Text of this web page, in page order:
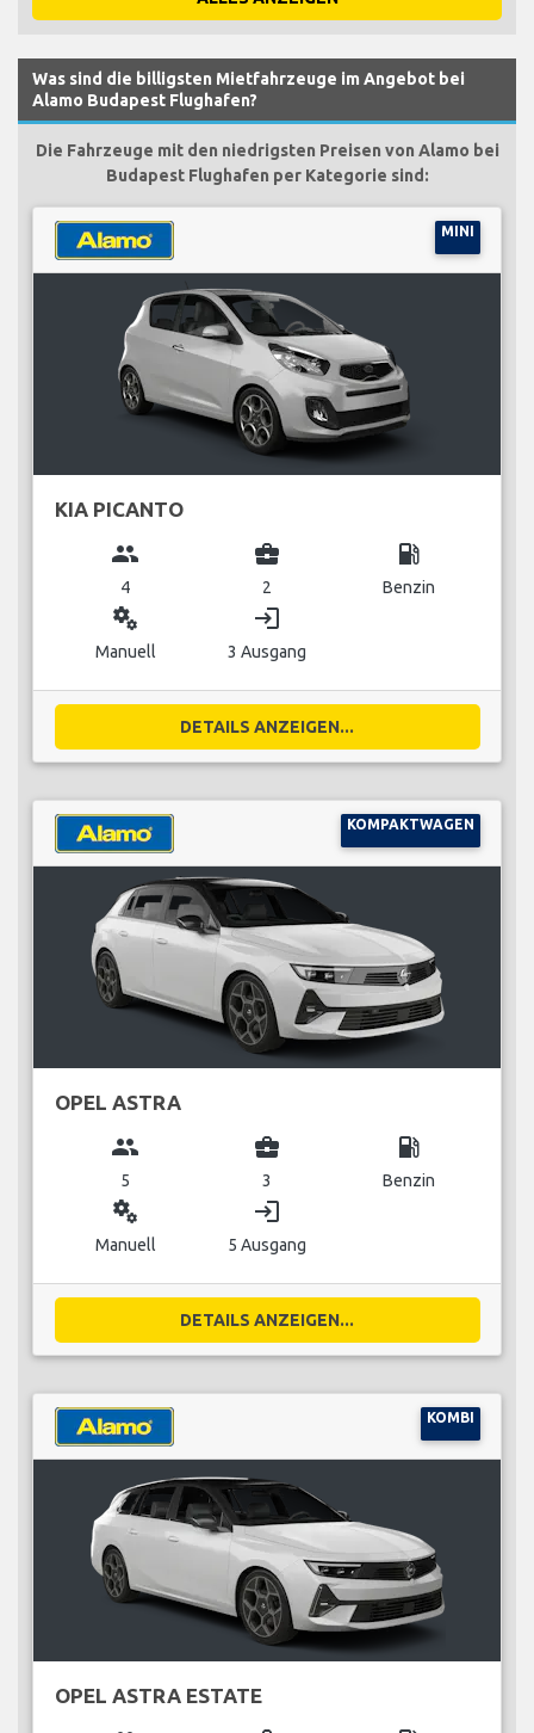
Was sind die billigsten Mietfahrzeuge im Angebot bei
Alamo Budapest Flughafen?
Die Fahrzeuge mit den niedrigsten Preisen von Alamo bei
Budapest Flughafen per Kategorie sind:
MINI
KIA PICANTO
group
4
business_center
2
local_gas_station
Benzin
miscellaneous_services
Manuell
login
3 Ausgang
DETAILS ANZEIGEN...
KOMPAKTWAGEN
OPEL ASTRA
group
5
business_center
3
local_gas_station
Benzin
miscellaneous_services
Manuell
login
5 Ausgang
DETAILS ANZEIGEN...
KOMBI
OPEL ASTRA ESTATE